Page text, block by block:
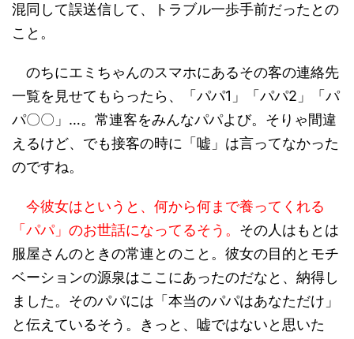
混同して誤送信して、トラブル一歩手前だったとの
こと。
のちにエミちゃんのスマホにあるその客の連絡先
一覧を見せてもらったら、「パパ1」「パパ2」「パ
パ〇〇」…。常連客をみんなパパよび。そりゃ間違
えるけど、でも接客の時に「嘘」は言ってなかった
のですね。
今彼女はというと、何から何まで養ってくれる
「パパ」のお世話になってるそう。 その人はもとは
服屋さんのときの常連とのこと。彼女の目的とモチ
ベーションの源泉はここにあったのだなと、納得し
ました。そのパパには「本当のパパはあなただけ」
と伝えているそう。きっと、嘘ではないと思いた